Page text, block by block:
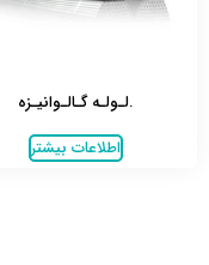
.لـولـه گـالـوانیـزه
اطلاعات بیشتر